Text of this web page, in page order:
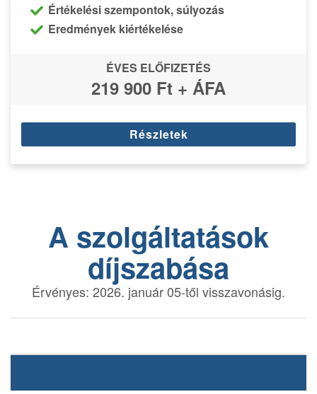
Értékelési szempontok, súlyozás
Eredmények kiértékelése
ÉVES ELŐFIZETÉS
219 900 Ft + ÁFA
Részletek
A szolgáltatások
díjszabása
Érvényes: 2026. január 05-től visszavonásig.